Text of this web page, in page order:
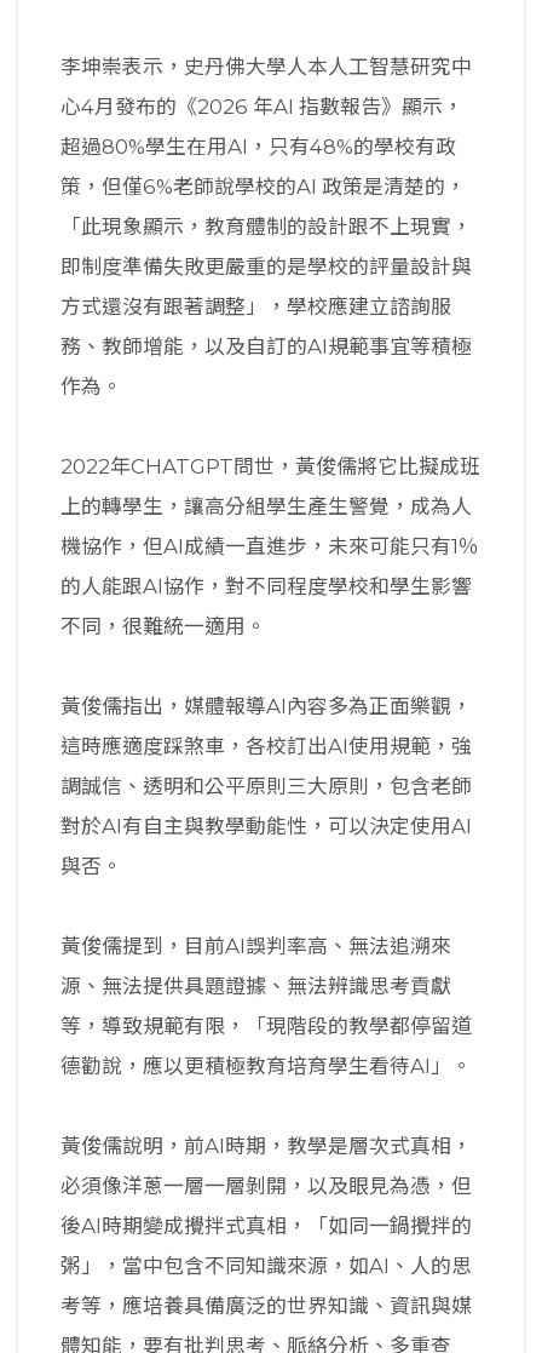
李坤崇表示，史丹佛大學人本人工智慧研究中
心4月發布的《2026 年AI 指數報告》顯示，
超過80%學生在用AI，只有48%的學校有政
策，但僅6%老師說學校的AI 政策是清楚的，
「此現象顯示，教育體制的設計跟不上現實，
即制度準備失敗更嚴重的是學校的評量設計與
方式還沒有跟著調整」，學校應建立諮詢服
務、教師增能，以及自訂的AI規範事宜等積極
作為。
2022年CHATGPT問世，黃俊儒將它比擬成班
上的轉學生，讓高分組學生產生警覺，成為人
機協作，但AI成績一直進步，未來可能只有1％
的人能跟AI協作，對不同程度學校和學生影響
不同，很難統一適用。
黃俊儒指出，媒體報導AI內容多為正面樂觀，
這時應適度踩煞車，各校訂出AI使用規範，強
調誠信、透明和公平原則三大原則，包含老師
對於AI有自主與教學動能性，可以決定使用AI
與否。
黃俊儒提到，目前AI誤判率高、無法追溯來
源、無法提供具題證據、無法辨識思考貢獻
等，導致規範有限，「現階段的教學都停留道
德勸說，應以更積極教育培育學生看待AI」。
黃俊儒說明，前AI時期，教學是層次式真相，
必須像洋蔥一層一層剝開，以及眼見為憑，但
後AI時期變成攪拌式真相，「如同一鍋攪拌的
粥」，當中包含不同知識來源，如AI、人的思
考等，應培養具備廣泛的世界知識、資訊與媒
體知能，要有批判思考、脈絡分析、多重查